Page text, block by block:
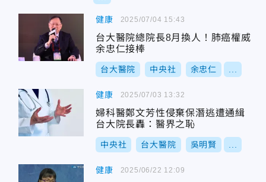
健康
台大醫院總院長8月換人！肺癌權威
余忠仁接棒
台大醫院 中央社 余忠仁
2025/07/04 15:43
健康
婦科醫鄭文芳性侵棄保潛逃遭通緝
台大院長轟：醫界之恥
中央社 台大醫院 吳明賢
2025/07/03 13:32
健康 2025/06/22 12:09